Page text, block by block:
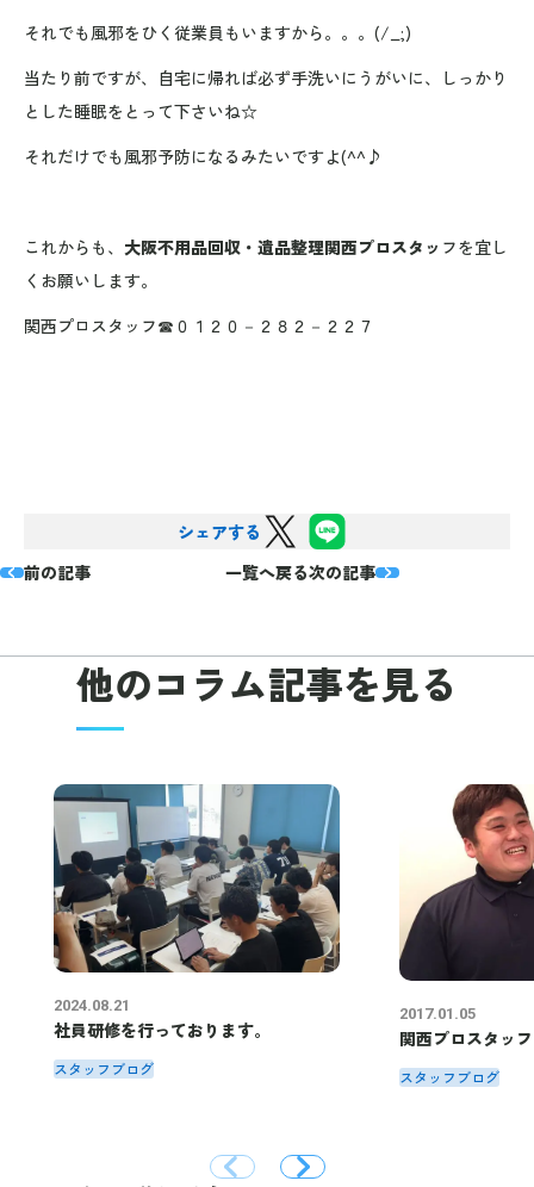
それでも風邪をひく従業員もいますから。。。(/_;)
当たり前ですが、自宅に帰れば必ず手洗いにうがいに、しっかり
とした睡眠をとって下さいね☆
それだけでも風邪予防になるみたいですよ(^^♪
これからも、 大阪不用品回収・遺品整理関西プロスタッ フを宜し
くお願いします。
関西プロスタッフ☎０１２０－２８２－２２７
シェアする
前の記事
一覧へ戻る次の記事
他のコラム記事を見る
2024.08.21
社員研修を行っております。
スタッフブログ
2017.01.05
関西プロスタッフ
スタッフブログ